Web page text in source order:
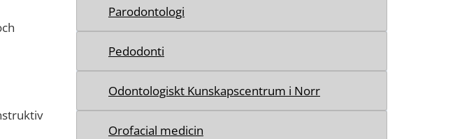
Parodontologi
Pedodonti
Odontologiskt Kunskapscentrum i Norr
Orofacial medicin